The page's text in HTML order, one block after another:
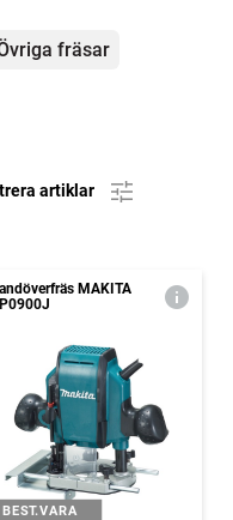
fräsar
artiklar
MAKITA
BEST.VARA